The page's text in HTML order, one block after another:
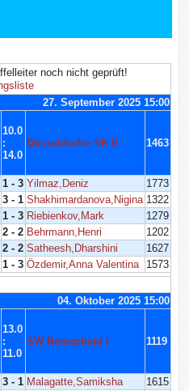
27. September 2025 15:00
10.0
:
14.0
Düsseldorfer SK II 1463
1 - 3 Yilmaz,Deniz
1773
3 - 1 Shakhimardanova,Nigina 1322
1 - 3 Riebienkov,Mark
1279
2 - 2 Behrmann,Henri
1202
2 - 2 Satheesh,Dharshini
1627
1 - 3 Özdemir,Anna Valentina 1573
04. Oktober 2025 15:00
13.0
:
11.0
SW Remscheid I 1119
3 - 1 Malagatte,Samiksha
1615